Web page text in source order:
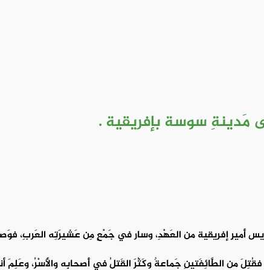
مَدينةِ سوسة بإفريقية .
أَميرِ إفريقية من العَهْدِ، وسار في جَمْعٍ مِن عَشيرَتِه العَربِ،
من الطَّائِفَتينِ جَماعةٌ وكَثُرَ القَتلُ في أَصحابِه والأَسْرُ، وعَلِمَ